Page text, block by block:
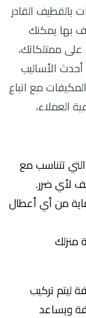
بالقطيف القادر
بها يمكنك
على ممتلكاتك،
أحدث الأساليب
مع اتباع
العملاء،
التي تتناسب مع
لأي ضرر.
من أي أعطال
منزلك
ليتم تركيب
ويساعد